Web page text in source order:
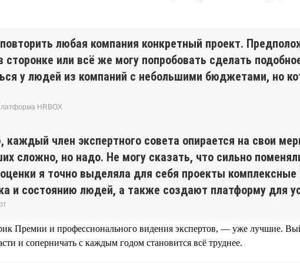
любая компания конкретный проект.
сторонке или всё же могу попробовать сделать
у людей из компаний с небольшими бюджетами, но
HRBOХ
член экспертного совета опирается на свои
сложно, но надо. Не могу сказать, что сильно
я точно выделяла для себя проекты
состоянию людей, а также создают платформу для
Премии и профессионального видения экспертов, — уже лучшие.
и соперничать с каждым годом становится всё труднее.